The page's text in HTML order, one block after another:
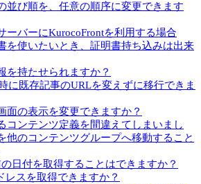
並び順を、任意の順序に変更できます
ーバーにKurocoFrontを利用する場合
を使いたいとき、証明書持ち込みは出来
を持たせられますか？
に既存記事のURLを変えずに移行できま
面の表示を変更できますか？
コンテンツ定義を間違えてしまいまし
他のコンテンツグループへ移動すること
日付を取得することはできますか？
レスを取得できますか？